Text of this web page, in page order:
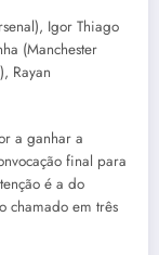
Igor Thiago
(Manchester
Rayan
a ganhar a
final para
é a do
chamado em três